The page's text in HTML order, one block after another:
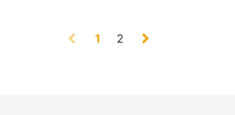
1(current)
2